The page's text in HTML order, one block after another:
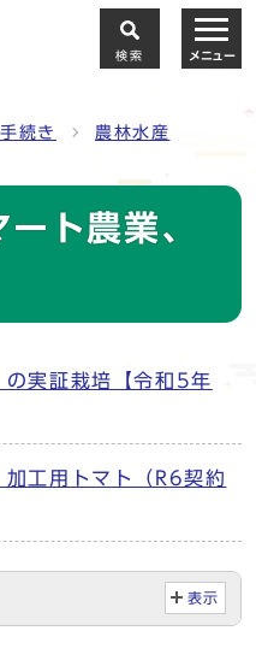
検索 メニュー
続き 農林水産
ト農業、
実証栽培【令和5年
加工用トマト（R6契約
表示